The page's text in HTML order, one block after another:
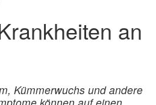
an
Kümmerwuchs und andere